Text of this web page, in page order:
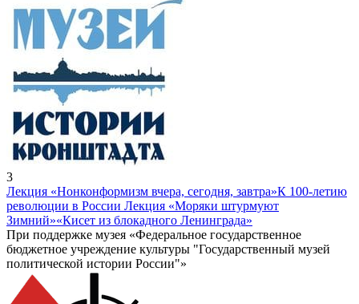
3
Лекция «Нонконформизм вчера, сегодня, завтра»К 100-летию
революции в России Лекция «Моряки штурмуют
Зимний»«Кисет из блокадного Ленинграда»
При поддержке музея «Федеральное государственное
бюджетное учреждение культуры "Государственный музей
политической истории России"»